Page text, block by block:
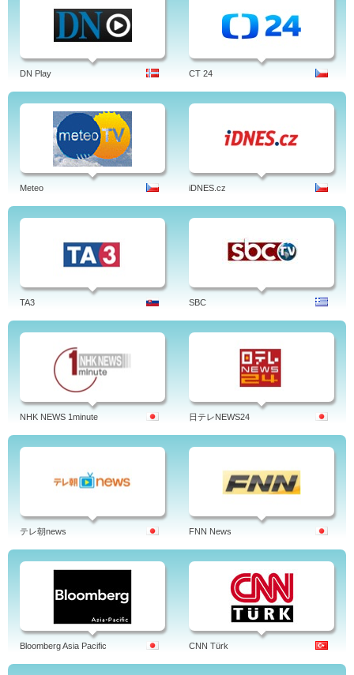
DN Play CT 24
Meteo iDNES.cz
TA3 SBC
NHK NEWS 1minute 日テレNEWS24
テレ朝news FNN News
Bloomberg Asia Pacific CNN Türk